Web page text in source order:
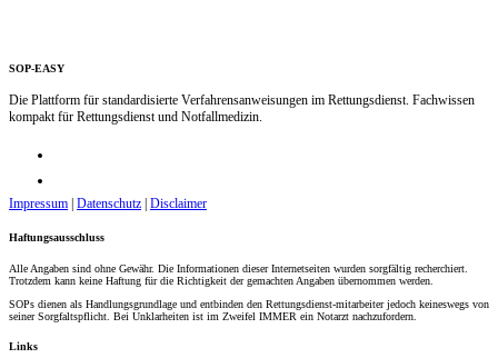
SOP-EASY
Die Plattform für standardisierte Verfahrensanweisungen im Rettungsdienst. Fachwissen
kompakt für Rettungsdienst und Notfallmedizin.
Impressum Datenschutz Disclaimer
Haftungsausschluss
Alle Angaben sind ohne Gewähr. Die Informationen dieser Internetseiten wurden sorgfältig recherchiert.
Trotzdem kann keine Haftung für die Richtigkeit der gemachten Angaben übernommen werden.
SOPs dienen als Handlungsgrundlage und entbinden den Rettungsdienst-mitarbeiter jedoch keineswegs von
seiner Sorgfaltspflicht. Bei Unklarheiten ist im Zweifel IMMER ein Notarzt nachzufordern.
Links